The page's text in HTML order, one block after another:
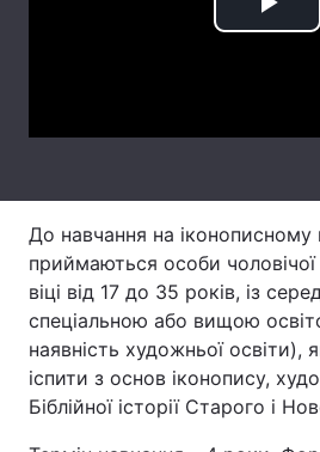
Тема оформлення
Play
До навчання на іконописному
приймаються особи чоловічої
віці від 17 до 35 років, із
спеціальною або вищою
наявність художньої освіти),
іспити з основ іконопису,
Біблійної історії Старого і